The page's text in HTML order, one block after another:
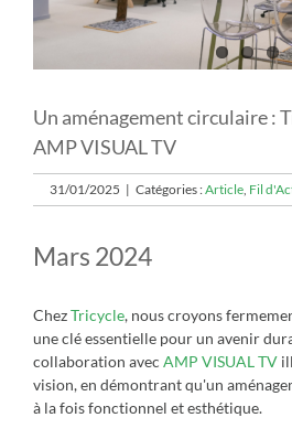
Un aménagement circulaire :
AMP VISUAL TV
31/01/2025 | Catégories :Article, Fil
Mars 2024
ChezTricycle, nous croyons
une clé essentielle pour un avenir
collaboration avec AMP VISUAL TV
vision, en démontrant qu'un
à la fois fonctionnel et esthétique.